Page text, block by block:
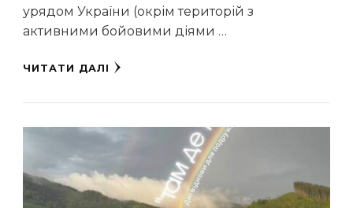
урядом України (окрім територій з
активними бойовими діями …
ЧИТАТИ ДАЛІ